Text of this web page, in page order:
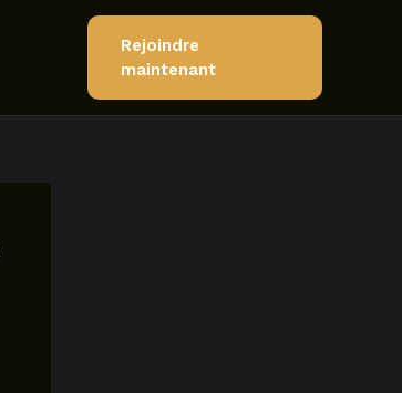
Rejoindre
maintenant